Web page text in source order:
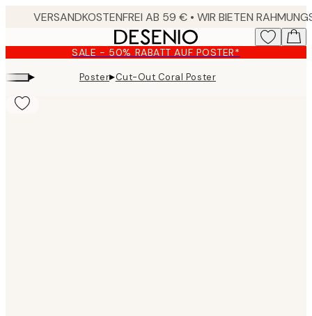
content.
SALE - 50% RABATT AUF POSTER*
▸ Poster▸Cut-Out Coral Poster